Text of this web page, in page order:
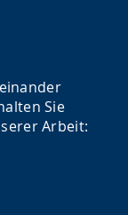
Sie
Arbeit: